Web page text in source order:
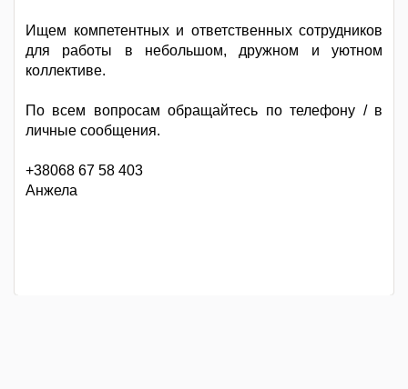
Ищем компетентных и ответственных сотрудников
для работы в небольшом, дружном и уютном
коллективе.
По всем вопросам обращайтесь по телефону / в
личные сообщения.
+38068 67 58 403
Анжела